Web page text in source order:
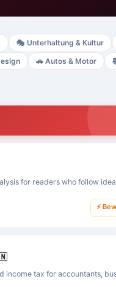
🎭 Unterhaltung & Kultur
🚗 Autos & Motor
for readers who follow
⚡
income tax for accountants,